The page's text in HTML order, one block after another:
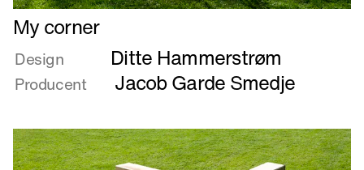
Læs
mere
om
My
corner
My corner
Design Ditte Hammerstrøm
Producent Jacob Garde Smedje